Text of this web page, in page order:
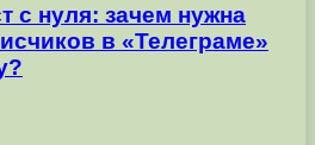
с нуля: зачем нужна
в «Телеграме»